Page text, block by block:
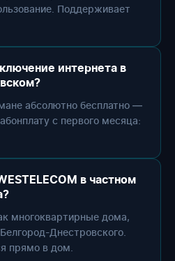
Поддерживает
интернета в
абсолютно бесплатно —
с первого месяца:
в частном
многоквартирные дома,
Днестровского.
прямо в дом.